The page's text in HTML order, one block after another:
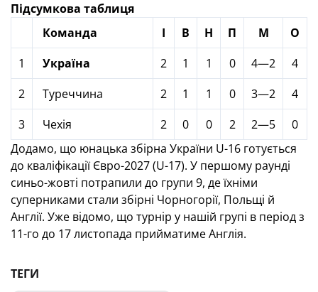
Підсумкова таблиця
Команда
І В Н П М
О
1
Україна 2 1 1 0 4—2
4
2
Туреччина 2 1 1 0 3—2
4
3
Чехія 2 0 0 2 2—5
0
Додамо, що юнацька збірна України U-16 готується
до кваліфікації Євро-2027 (U-17). У першому раунді
синьо-жовті потрапили до групи 9, де їхніми
суперниками стали збірні Чорногорії, Польщі й
Англії. Уже відомо, що турнір у нашій групі в період з
11-го до 17 листопада прийматиме Англія.
ТЕГИ